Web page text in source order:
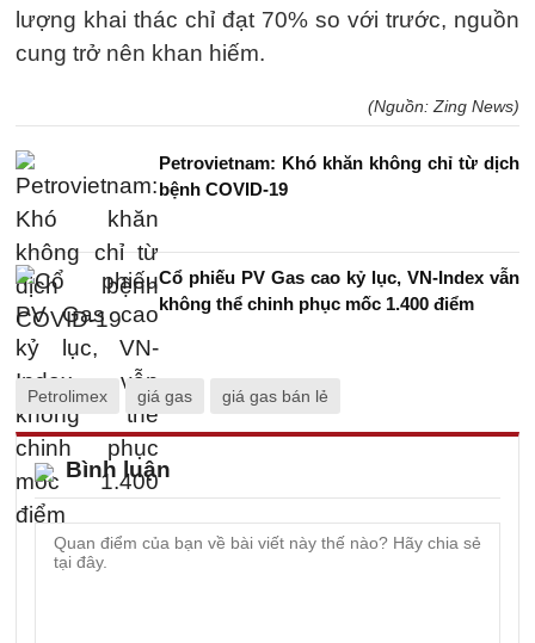
lượng khai thác chỉ đạt 70% so với trước, nguồn
cung trở nên khan hiếm.
(Nguồn: Zing News)
Petrovietnam: Khó khăn không chỉ từ dịch
bệnh COVID-19
Cổ phiếu PV Gas cao kỷ lục, VN-Index vẫn
không thể chinh phục mốc 1.400 điểm
Petrolimex giá gas giá gas bán lẻ
Bình luận